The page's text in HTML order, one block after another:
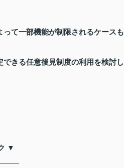
て一部機能が制限されるケースも
きる任意後見制度の利用を検討し
▼